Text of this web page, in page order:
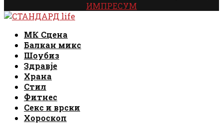
ИМПРЕСУМ
Facebook
Instagram
Email
Rss
МК Сцена
Балкан микс
Шоубиз
Здравје
Храна
Стил
Фитнес
Секс и врски
Хороскоп